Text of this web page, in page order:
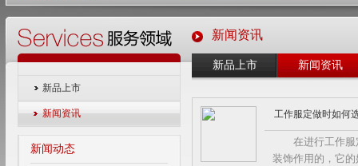
新品上市
新闻资讯
新闻动态
新闻资讯
新品上市 新闻资讯
工作服定做时如何
在进行工作
装饰作用的，它